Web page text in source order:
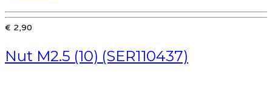
€ 2,90
Nut M2.5 (10) (SER110437)